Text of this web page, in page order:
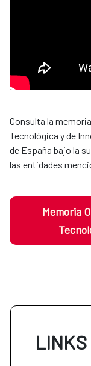
Consulta la
Tecnológica y de
de España bajo la
las entidades
Memoria
LINKS